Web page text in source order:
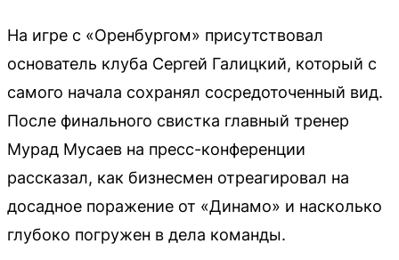
На игре с «Оренбургом» присутствовал
основатель клуба Сергей Галицкий, который с
самого начала сохранял сосредоточенный вид.
После финального свистка главный тренер
Мурад Мусаев на пресс-конференции
рассказал, как бизнесмен отреагировал на
досадное поражение от «Динамо» и насколько
глубоко погружен в дела команды.